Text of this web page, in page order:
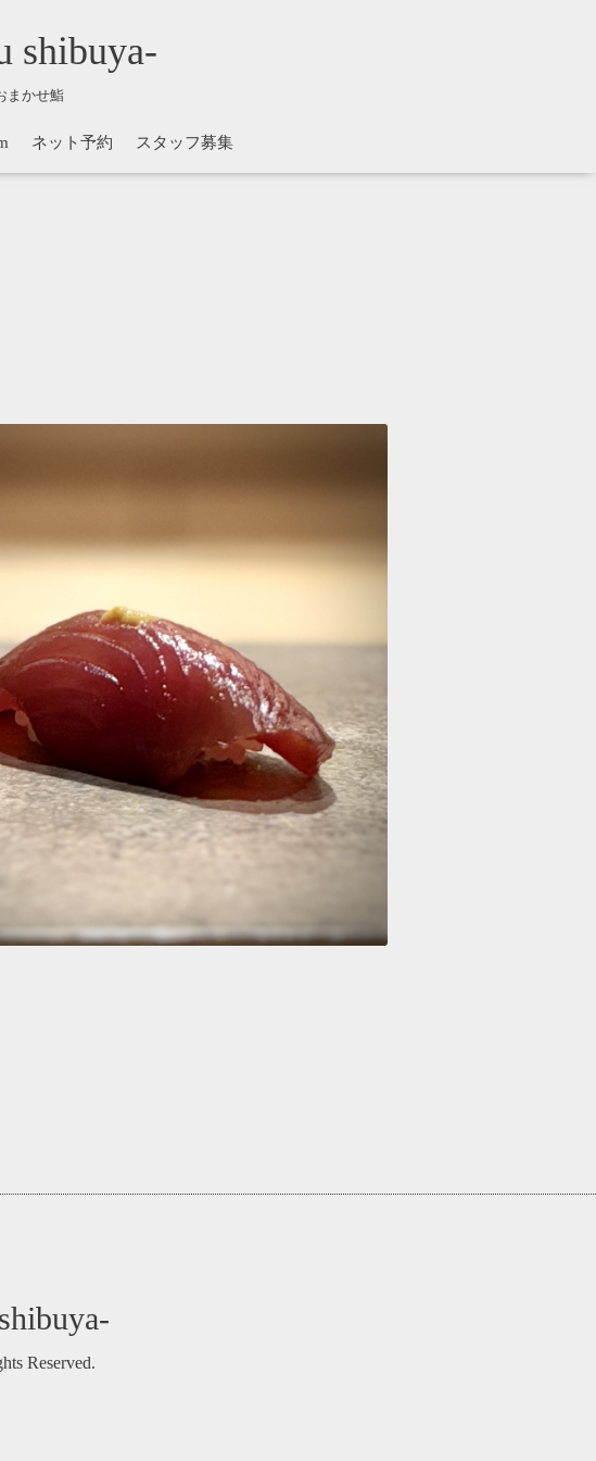
shibuya-
まかせ鮨
ネット予約 スタッフ募集
Reserved.